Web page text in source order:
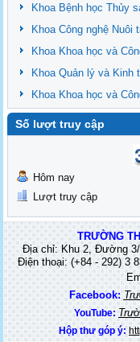
Khoa Bệnh học Thủy
Khoa Công nghệ Nuôi
Khoa Khoa học và
Khoa Quản lý và Kinh
Khoa Khoa học và
Số lượt truy cập
Hôm nay
Lượt truy cập
TRƯỜNG
Địa chỉ: Khu 2, Đường
Điện thoại: (+84 - 292) 3
Facebook:
YouTube:
Hộp thư góp ý: